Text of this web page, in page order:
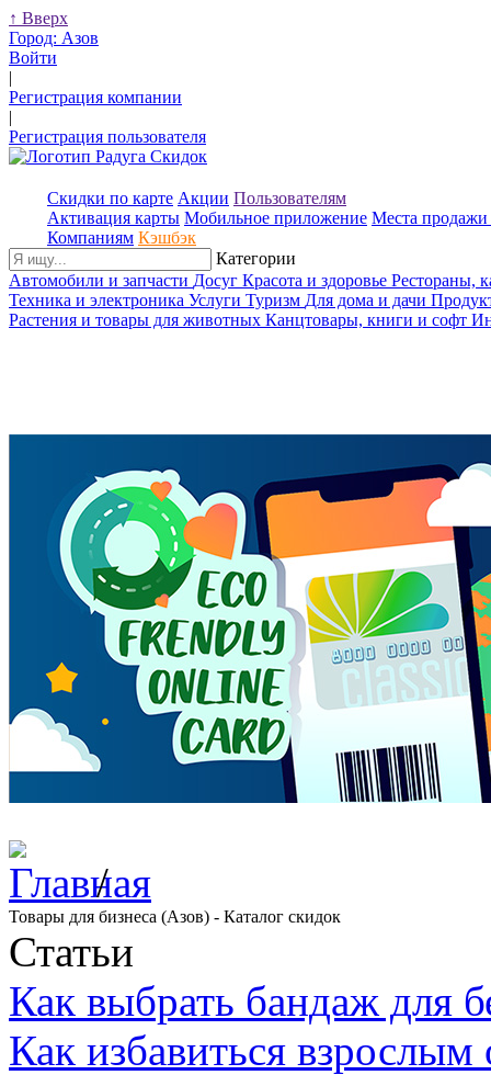
↑ Вверх
Город: Азов
Войти
|
Регистрация компании
|
Регистрация пользователя
Скидки по карте Акции Пользователям
Активация карты Мобильное приложение Места продажи
Компаниям Кэшбэк
Категории
Автомобили и запчасти Досуг Красота и здоровье Рестораны,
Техника и электроника Услуги Туризм Для дома и дачи
Растения и товары для животных Канцтовары, книги и софт
/
Товары для бизнеса (Азов) - Каталог скидок
Статьи
Как выбрать бандаж для
Как избавиться